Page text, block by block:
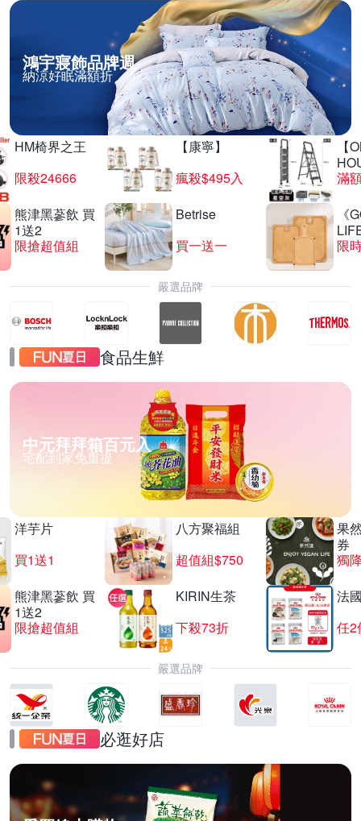
鴻宇寢飾品牌週
納涼好眠滿額折
HM椅界之王
限殺24666
【康寧】
瘋殺$495入
【
滿
熊津黑蔘飲 買
1送2
限搶超值組
Betrise
買一送一
《
限
嚴選品牌
食品生鮮
中元拜拜箱百元入
宅配到家免重提
洋芋片
買1送1
八方聚福組
超值組$750
果
券
獨
熊津黑蔘飲 買
1送2
限搶超值組
KIRIN生茶
下殺73折
法
任2
嚴選品牌
必逛好店